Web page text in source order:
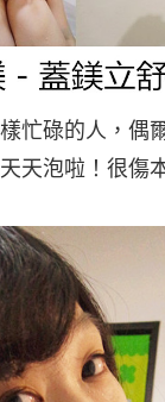
忙碌的人，偶
天泡啦！很傷